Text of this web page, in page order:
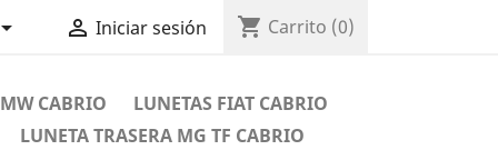
 Iniciar sesión shopping_cart Carrito (0)
CABRIO
LUNETAS FIAT CABRIO
LUNETA TRASERA MG TF CABRIO